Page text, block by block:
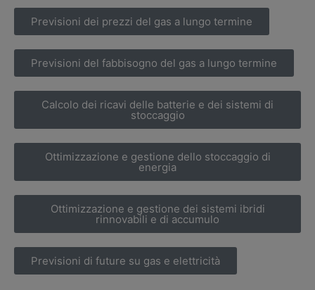
Previsioni dei prezzi del gas a lungo termine
Previsioni del fabbisogno del gas a lungo termine
Calcolo dei ricavi delle batterie e dei sistemi di
stoccaggio
Ottimizzazione e gestione dello stoccaggio di
energia
Ottimizzazione e gestione dei sistemi ibridi
rinnovabili e di accumulo
Previsioni di future su gas e elettricità